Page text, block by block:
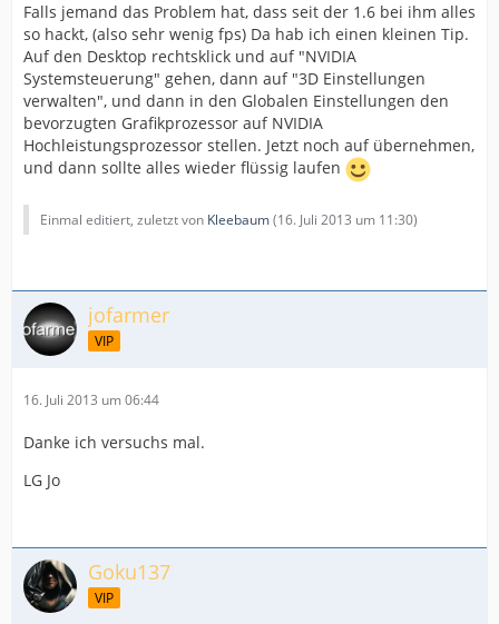
Falls jemand das Problem hat, dass seit der 1.6 bei ihm alles
so hackt, (also sehr wenig fps) Da hab ich einen kleinen Tip.
Auf den Desktop rechtsklick und auf "NVIDIA
Systemsteuerung" gehen, dann auf "3D Einstellungen
verwalten", und dann in den Globalen Einstellungen den
bevorzugten Grafikprozessor auf NVIDIA
Hochleistungsprozessor stellen. Jetzt noch auf übernehmen,
und dann sollte alles wieder flüssig laufen
Einmal editiert, zuletzt von Kleebaum(16. Juli 2013 um 11:30)
jofarmer
VIP
16. Juli 2013 um 06:44
Danke ich versuchs mal.
LG Jo
Goku137
VIP